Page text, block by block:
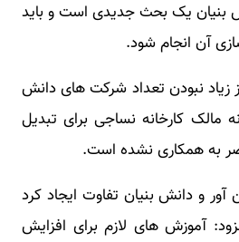
یک بحث جدیدی است و باید
آن انجام شود.
از زیاد نبودن تعداد شرکت های دانش
مالک کارخانه نساجی برای تبدیل
به همکاری نشده است.
آور و دانش بنیان تفاوت ایجاد کرد
آموزش های لازم برای افزایش